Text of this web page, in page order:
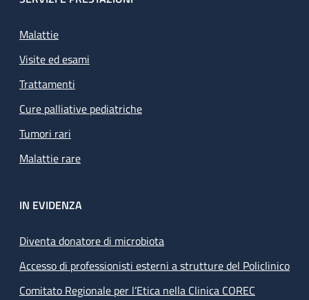
Malattie
Visite ed esami
Trattamenti
Cure palliative pediatriche
Tumori rari
Malattie rare
IN EVIDENZA
Diventa donatore di microbiota
Accesso di professionisti esterni a strutture del Policlinico
Comitato Regionale per l’Etica nella Clinica COREC